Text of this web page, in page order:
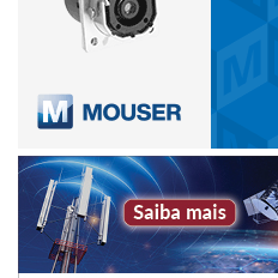
localizam nas grandes
Oeste. Todas as metrópoles
rendimento médio do
metropolitanas. Isso
renda entre as metrópoles
diferenças regionais do país.”